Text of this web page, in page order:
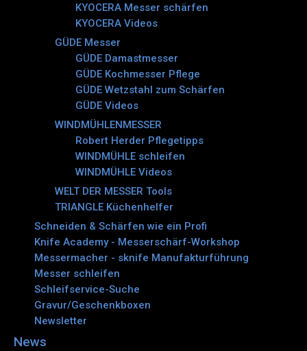
KYOCERA Messer schärfen
KYOCERA Videos
GÜDE Messer
GÜDE Damastmesser
GÜDE Kochmesser Pflege
GÜDE Wetzstahl zum Schärfen
GÜDE Videos
WINDMÜHLENMESSER
Robert Herder Pflegetipps
WINDMÜHLE schleifen
WINDMÜHLE Videos
WELT DER MESSER Tools
TRIANGLE Küchenhelfer
Schneiden & Schärfen wie ein Profi
Knife Academy - Messerschärf-Workshop
Messermacher - sknife Manufakturführung
Messer schleifen
Schleifservice-Suche
Gravur/Geschenkboxen
Newsletter
News